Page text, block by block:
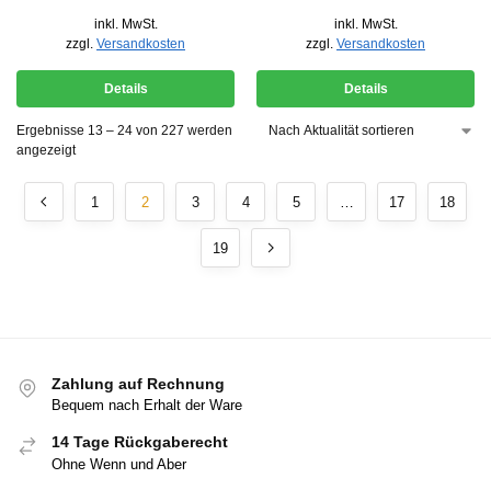
inkl. MwSt.
zzgl. Versandkosten
Details
inkl. MwSt.
zzgl. Versandkosten
Details
Ergebnisse 13 – 24 von 227 werden
angezeigt
1 2 3 4 5 … 17 18
19
Zahlung auf Rechnung
Bequem nach Erhalt der Ware
14 Tage Rückgaberecht
Ohne Wenn und Aber